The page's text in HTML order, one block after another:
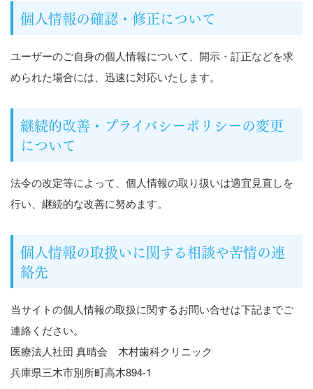
個人情報の確認・修正について
ユーザーのご自身の個人情報について、開示・訂正などを求
められた場合には、迅速に対応いたします。
継続的改善・プライバシーポリシーの変更
について
法令の改定等によって、個人情報の取り扱いは適宜見直しを
行い、継続的な改善に努めます。
個人情報の取扱いに関する相談や苦情の連
絡先
当サイトの個人情報の取扱に関するお問い合せは下記までご
連絡ください。
医療法人社団 真晴会 木村歯科クリニック
兵庫県三木市別所町高木894-1